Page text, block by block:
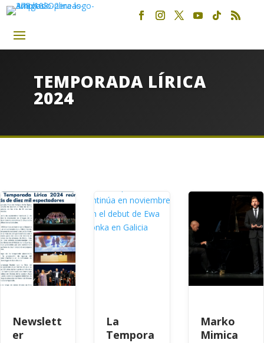
TEMPORADA LÍRICA
2024
Newslett
er
La
Tempora
Marko
Mimica